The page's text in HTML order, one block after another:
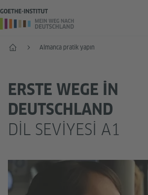
Anasayfa Almanca pratik yapın
ERSTE WEGE IN
DEUTSCHLAND
DIL SEVIYESI A1